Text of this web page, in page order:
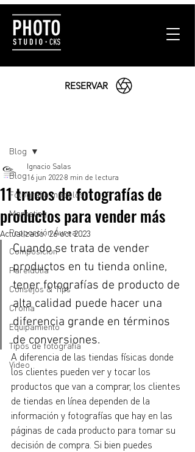
RESERVAR
Blog
Fotografía modelos
Marketing
Proporción Áurea
Composición
Pareidolia
Consejos & Tips
Croma
Equipamiento
Tipos de fotografía
Video
Blog
11 trucos de fotografías de
productos para vender más
Ignacio Salas
16 jun 2022 8 min de lectura
Actualizado:26 oct 2023
Cuando se trata de vender
productos en tu tienda online,
tener fotografías de producto de
alta calidad puede hacer una
diferencia grande en términos
de conversiones.
A diferencia de las tiendas físicas donde
los clientes pueden ver y tocar los
productos que van a comprar, los clientes
de tiendas en línea dependen de la
información y fotografías que hay en las
páginas de cada producto para tomar su
decisión de compra. Si bien puedes